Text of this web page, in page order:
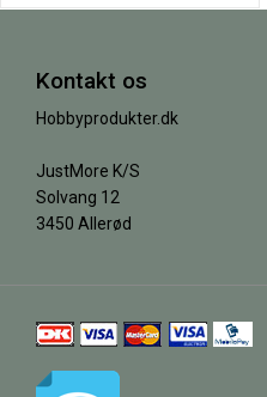
Kontakt os
Hobbyprodukter.dk
JustMore K/S
Solvang 12
3450 Allerød